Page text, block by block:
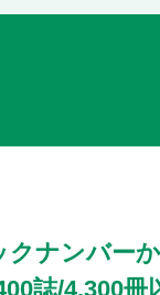
クナンバー
誌/4,300冊